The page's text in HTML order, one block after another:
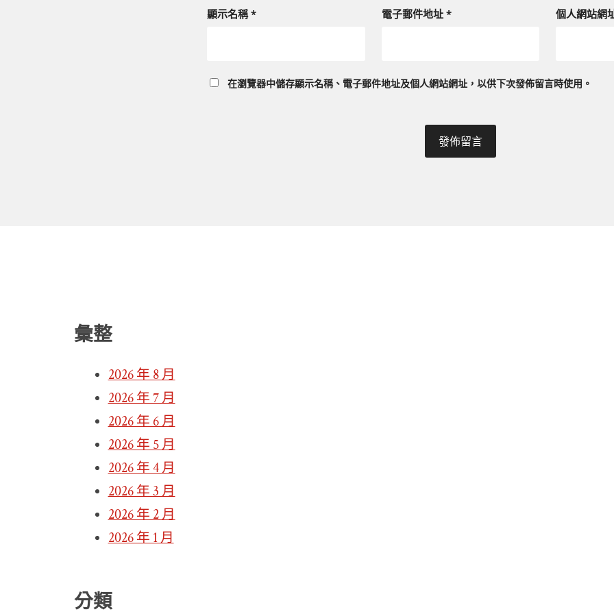
顯示名稱* 電子郵件地址 * 個人網站網
在瀏覽器中儲存顯示名稱、電子郵件地址及個人網站網址，以供下次發佈留言時使用。
彙整
2026 年 8 月
2026 年 7 月
2026 年 6 月
2026 年 5 月
2026 年 4 月
2026 年 3 月
2026 年 2 月
2026 年 1 月
分類